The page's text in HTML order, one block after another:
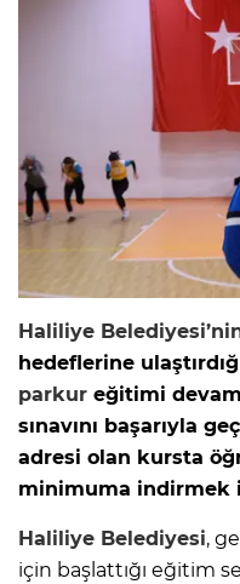
Haliliye
hedeflerine
parkur eğitimi
sınavını başarıyla
adresi olan kursta
minimuma indirmek
Haliliye Belediyesi,
için başlattığı eğitim